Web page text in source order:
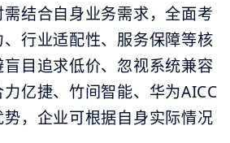
结合自身业务需求，全面考
行业适配性、服务保障等核
目追求低价、忽视系统兼容
亿捷、竹间智能、华为AICC
，企业可根据自身实际情况